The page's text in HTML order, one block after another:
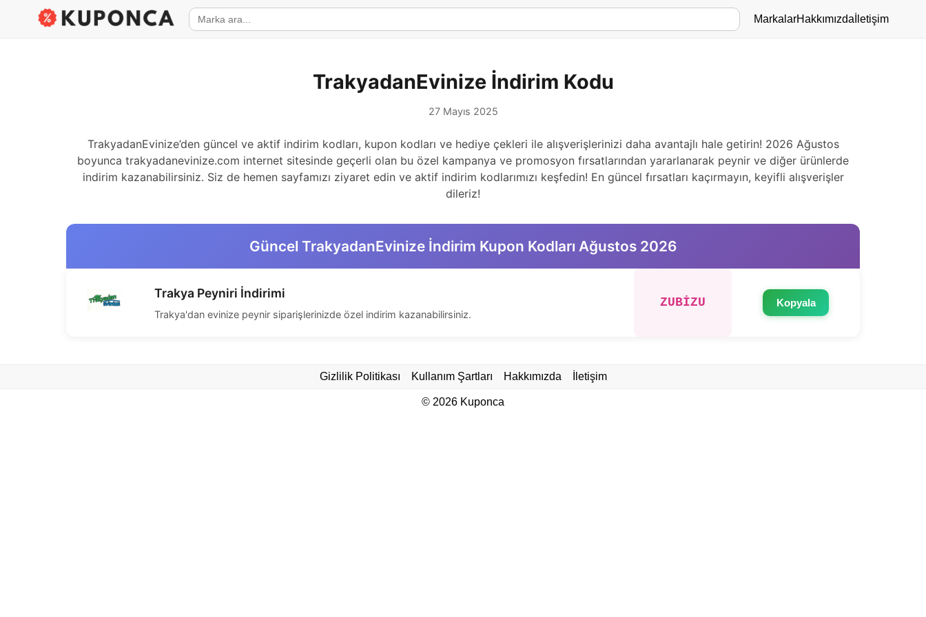
MarkalarHakkımızda İletişim
TrakyadanEvinize İndirim Kodu
27 Mayıs 2025
TrakyadanEvinize’den güncel ve aktif indirim kodları, kupon kodları ve hediye çekleri ile alışverişlerinizi daha avantajlı hale getirin! 2026 Ağustos
boyunca trakyadanevinize.com internet sitesinde geçerli olan bu özel kampanya ve promosyon fırsatlarından yararlanarak peynir ve diğer ürünlerde
indirim kazanabilirsiniz. Siz de hemen sayfamızı ziyaret edin ve aktif indirim kodlarımızı keşfedin! En güncel fırsatları kaçırmayın, keyifli alışverişler
dileriz!
Güncel TrakyadanEvinize İndirim Kupon Kodları Ağustos 2026
Trakya Peyniri İndirimi
Trakya'dan evinize peynir siparişlerinizde özel indirim kazanabilirsiniz.
ZUBİZU Kopyala
Gizlilik Politikası Kullanım Şartları Hakkımızda İletişim
© 2026 Kuponca